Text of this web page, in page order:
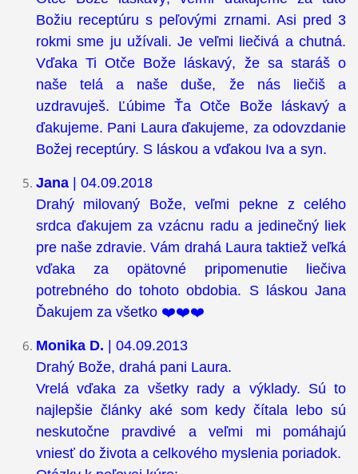
Božiu receptúru s peľovými zrnami. Asi pred 3
rokmi sme ju užívali. Je veľmi liečivá a chutná.
Vďaka Ti Otče Bože láskavý, že sa staráš o
naše telá a naše duše, že nás liečiš a
uzdravuješ. Ľúbime Ťa Otče Bože láskavý a
ďakujeme. Pani Laura ďakujeme, za odovzdanie
Božej receptúry. S láskou a vďakou Iva a syn.
Jana | 04.09.2018
Drahý milovaný Bože, veľmi pekne z celého
srdca ďakujem za vzácnu radu a jedinečný liek
pre naše zdravie. Vám drahá Laura taktiež veľká
vďaka za opätovné pripomenutie liečiva
potrebného do tohoto obdobia. S láskou Jana
Ďakujem za všetko ❤️❤️❤️
Monika D. | 04.09.2013
Drahý Bože, drahá pani Laura.
Vrelá vďaka za všetky rady a výklady. Sú to
najlepšie články aké som kedy čítala lebo sú
neskutočne pravdivé a veľmi mi pomáhajú
vniesť do života a celkového myslenia poriadok.